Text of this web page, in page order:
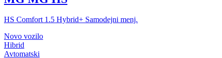
HS Comfort 1.5 Hybrid+ Samodejni menj.
Novo vozilo
Hibrid
Avtomatski